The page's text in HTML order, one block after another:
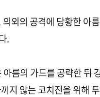
외의 공격에 당황한 아
.
름의 가드를 공략한 뒤
지 않는 코치진을 위해